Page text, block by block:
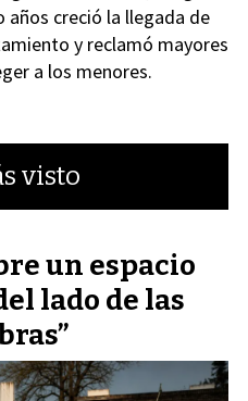
creció la llegada de
y reclamó mayores
a los menores.
visto
un espacio
lado de las